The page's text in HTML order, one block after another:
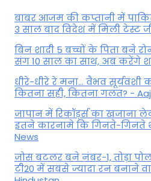
बाबर आजम की कप्तानी में
3 साल बाद विदेश में मिली टेस्ट
बिन शादी 5 बच्चों के पिता बने
संग 10 साल का साथ, अब करेंगे
धीरे-धीरे रे मना… वैभव सूर्यवंशी
कितना सही, कितना गलत? - Aaj
जापान में रिकॉर्ड्स का खजाना
इतने कारनामे कि गिनते-गिनते
News
जोस बटलर बने नंबर-1, तोड़ा
टी20 में सबसे ज्यादा रन बनाने